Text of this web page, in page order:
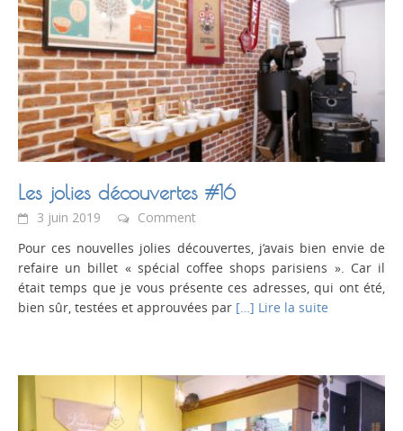
Les jolies découvertes #16
3 juin 2019
Comment
Pour ces nouvelles jolies découvertes, j’avais bien envie de
refaire un billet « spécial coffee shops parisiens ». Car il
était temps que je vous présente ces adresses, qui ont été,
bien sûr, testées et approuvées par […] Lire la suite